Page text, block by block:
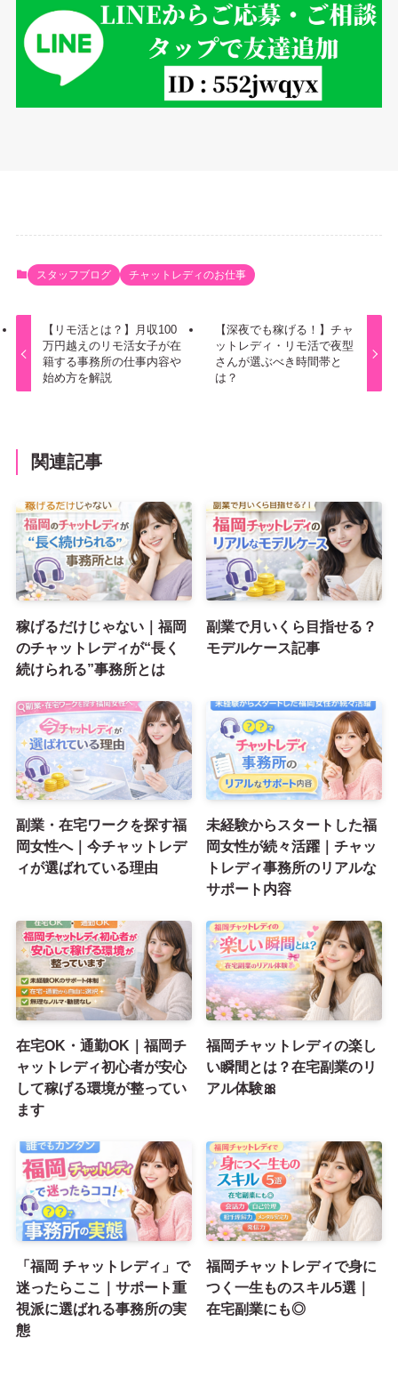
スタッフブログ チャットレディのお仕事
【リモ活とは？】月収100
万円越えのリモ活女子が在
籍する事務所の仕事内容や
始め方を解説
【深夜でも稼げる！】チャ
ットレディ・リモ活で夜型
さんが選ぶべき時間帯と
は？
関連記事
稼げるだけじゃない｜福岡
のチャットレディが“長く
続けられる”事務所とは
副業で月いくら目指せる？
モデルケース記事
副業・在宅ワークを探す福
岡女性へ｜今チャットレデ
ィが選ばれている理由
未経験からスタートした福
岡女性が続々活躍｜チャッ
トレディ事務所のリアルな
サポート内容
在宅OK・通勤OK｜福岡チ
ャットレディ初心者が安心
して稼げる環境が整ってい
ます
福岡チャットレディの楽し
い瞬間とは？在宅副業のリ
アル体験🎀
「福岡 チャットレディ」で
迷ったらここ｜サポート重
視派に選ばれる事務所の実
態
福岡チャットレディで身に
つく一生ものスキル5選｜
在宅副業にも◎